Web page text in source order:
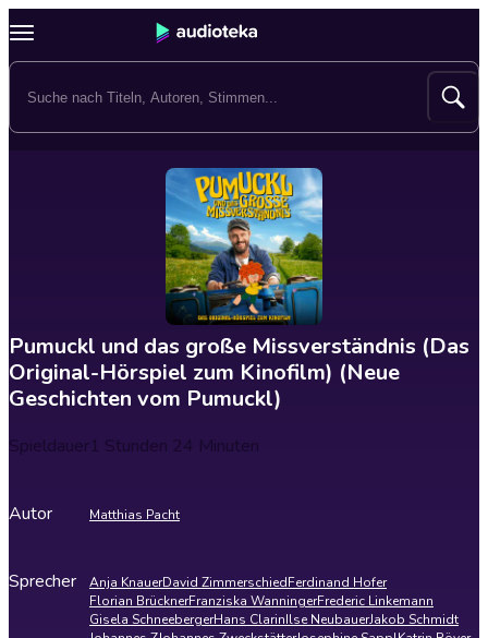
Pumuckl und das große Missverständnis (Das
Original-Hörspiel zum Kinofilm) (Neue
Geschichten vom Pumuckl)
Spieldauer1 Stunden 24 Minuten
Autor Matthias Pacht
Sprecher Anja KnauerDavid ZimmerschiedFerdinand Hofer
Florian BrücknerFranziska WanningerFrederic Linkemann
Gisela SchneebergerHans ClarinIlse NeubauerJakob Schmidt